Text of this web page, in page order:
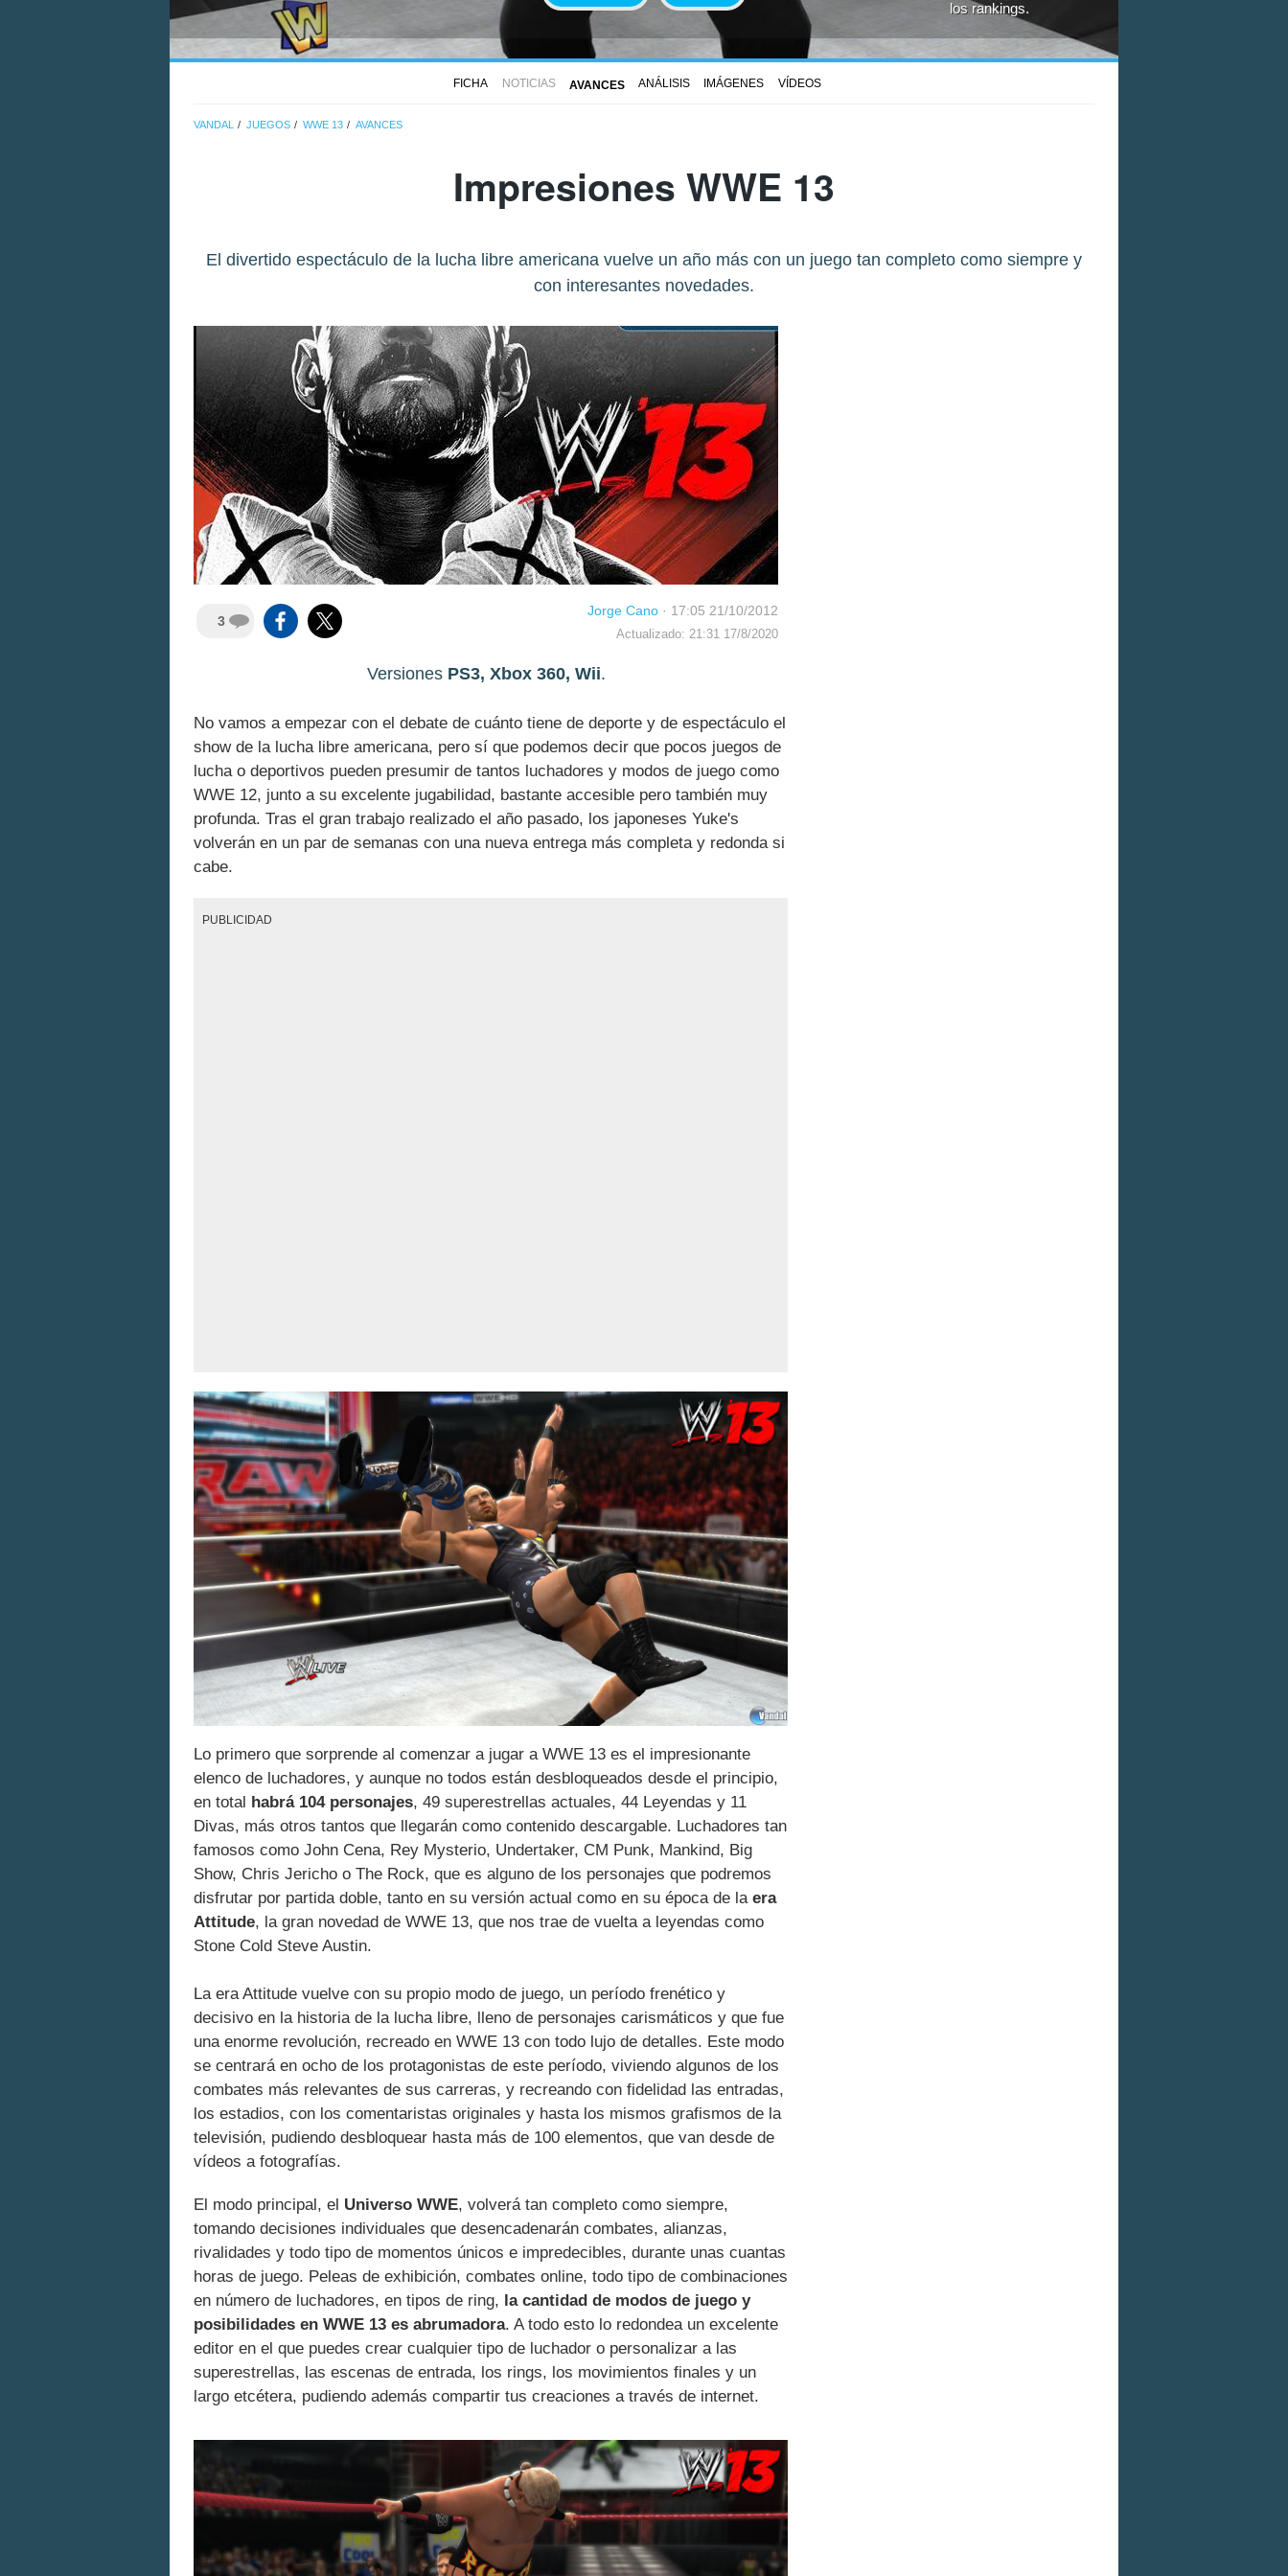
los rankings.
FICHA NOTICIAS AVANCES ANÁLISIS IMÁGENES VÍDEOS
VANDAL JUEGOS WWE 13 AVANCES
Impresiones WWE 13
El divertido espectáculo de la lucha libre americana vuelve un año más con un juego tan completo como siempre y
con interesantes novedades.
3
Jorge Cano · 17:05 21/10/2012
Actualizado: 21:31 17/8/2020
Versiones PS3, Xbox 360, Wii.
No vamos a empezar con el debate de cuánto tiene de deporte y de espectáculo el
show de la lucha libre americana, pero sí que podemos decir que pocos juegos de
lucha o deportivos pueden presumir de tantos luchadores y modos de juego como
WWE 12, junto a su excelente jugabilidad, bastante accesible pero también muy
profunda. Tras el gran trabajo realizado el año pasado, los japoneses Yuke's
volverán en un par de semanas con una nueva entrega más completa y redonda si
cabe.
PUBLICIDAD
Lo primero que sorprende al comenzar a jugar a WWE 13 es el impresionante
elenco de luchadores, y aunque no todos están desbloqueados desde el principio,
en total habrá 104 personajes, 49 superestrellas actuales, 44 Leyendas y 11
Divas, más otros tantos que llegarán como contenido descargable. Luchadores tan
famosos como John Cena, Rey Mysterio, Undertaker, CM Punk, Mankind, Big
Show, Chris Jericho o The Rock, que es alguno de los personajes que podremos
disfrutar por partida doble, tanto en su versión actual como en su época de la era
Attitude, la gran novedad de WWE 13, que nos trae de vuelta a leyendas como
Stone Cold Steve Austin.
La era Attitude vuelve con su propio modo de juego, un período frenético y
decisivo en la historia de la lucha libre, lleno de personajes carismáticos y que fue
una enorme revolución, recreado en WWE 13 con todo lujo de detalles. Este modo
se centrará en ocho de los protagonistas de este período, viviendo algunos de los
combates más relevantes de sus carreras, y recreando con fidelidad las entradas,
los estadios, con los comentaristas originales y hasta los mismos grafismos de la
televisión, pudiendo desbloquear hasta más de 100 elementos, que van desde de
vídeos a fotografías.
El modo principal, el Universo WWE, volverá tan completo como siempre,
tomando decisiones individuales que desencadenarán combates, alianzas,
rivalidades y todo tipo de momentos únicos e impredecibles, durante unas cuantas
horas de juego. Peleas de exhibición, combates online, todo tipo de combinaciones
en número de luchadores, en tipos de ring, la cantidad de modos de juego y
posibilidades en WWE 13 es abrumadora. A todo esto lo redondea un excelente
editor en el que puedes crear cualquier tipo de luchador o personalizar a las
superestrellas, las escenas de entrada, los rings, los movimientos finales y un
largo etcétera, pudiendo además compartir tus creaciones a través de internet.